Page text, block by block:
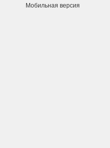
Мобильная версия